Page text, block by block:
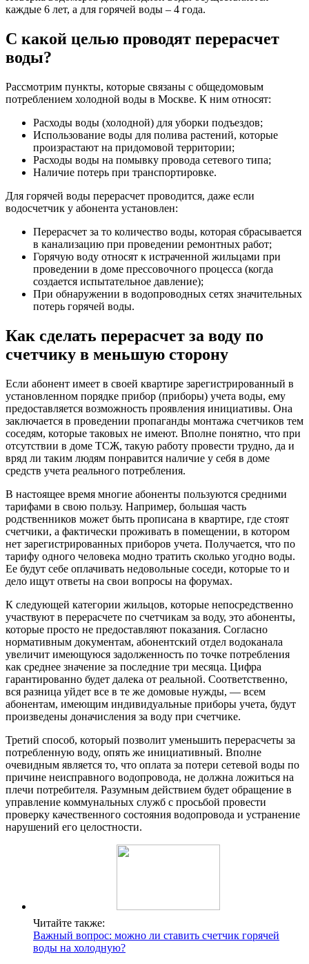
каждые 6 лет, а для горячей воды – 4 года.
С какой целью проводят перерасчет
воды?
Рассмотрим пункты, которые связаны с общедомовым
потреблением холодной воды в Москве. К ним относят:
Расходы воды (холодной) для уборки подъездов;
Использование воды для полива растений, которые
произрастают на придомовой территории;
Расходы воды на помывку провода сетевого типа;
Наличие потерь при транспортировке.
Для горячей воды перерасчет проводится, даже если
водосчетчик у абонента установлен:
Перерасчет за то количество воды, которая сбрасывается
в канализацию при проведении ремонтных работ;
Горячую воду относят к истраченной жильцами при
проведении в доме прессовочного процесса (когда
создается испытательное давление);
При обнаружении в водопроводных сетях значительных
потерь горячей воды.
Как сделать перерасчет за воду по
счетчику в меньшую сторону
Если абонент имеет в своей квартире зарегистрированный в
установленном порядке прибор (приборы) учета воды, ему
предоставляется возможность проявления инициативы. Она
заключается в проведении пропаганды монтажа счетчиков тем
соседям, которые таковых не имеют. Вполне понятно, что при
отсутствии в доме ТСЖ, такую работу провести трудно, да и
вряд ли таким людям понравится наличие у себя в доме
средств учета реального потребления.
В настоящее время многие абоненты пользуются средними
тарифами в свою пользу. Например, большая часть
родственников может быть прописана в квартире, где стоят
счетчики, а фактически проживать в помещении, в котором
нет зарегистрированных приборов учета. Получается, что по
тарифу одного человека модно тратить сколько угодно воды.
Ее будут себе оплачивать недовольные соседи, которые то и
дело ищут ответы на свои вопросы на форумах.
К следующей категории жильцов, которые непосредственно
участвуют в перерасчете по счетчикам за воду, это абоненты,
которые просто не предоставляют показания. Согласно
нормативным документам, абонентский отдел водоканала
увеличит имеющуюся задолженность по точке потребления
как среднее значение за последние три месяца. Цифра
гарантированно будет далека от реальной. Соответственно,
вся разница уйдет все в те же домовые нужды, — всем
абонентам, имеющим индивидуальные приборы учета, будут
произведены доначисления за воду при счетчике.
Третий способ, который позволит уменьшить перерасчеты за
потребленную воду, опять же инициативный. Вполне
очевидным является то, что оплата за потери сетевой воды по
причине неисправного водопровода, не должна ложиться на
плечи потребителя. Разумным действием будет обращение в
управление коммунальных служб с просьбой провести
проверку качественного состояния водопровода и устранение
нарушений его целостности.
Читайте также:
Важный вопрос: можно ли ставить счетчик горячей
воды на холодную?